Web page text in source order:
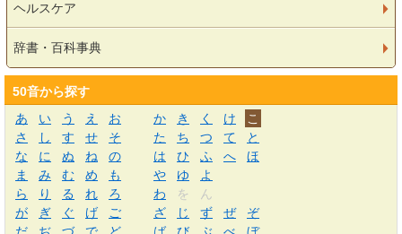
ヘルスケア
辞書・百科事典
50音から探す
あ
い う え お か き く け
こ
さ
し す せ そ た ち つ て
と
な
に ぬ ね の は ひ ふ へ
ほ
ま
み む め も や ゆ
よ
ら
り る れ ろ わ を
ん
が
ぎ ぐ げ ご ざ じ ず ぜ
ぞ